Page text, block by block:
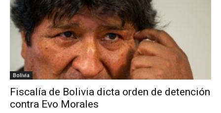
Bolivia
Fiscalía de Bolivia dicta orden de detención
contra Evo Morales